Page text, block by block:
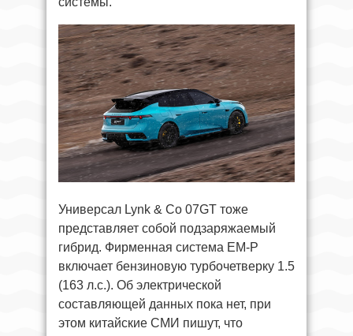
Универсал Lynk & Co 07GT тоже
представляет собой подзаряжаемый
гибрид. Фирменная система EM-P
включает бензиновую турбочетверку 1.5
(163 л.с.). Об электрической
составляющей данных пока нет, при
этом китайские СМИ пишут, что